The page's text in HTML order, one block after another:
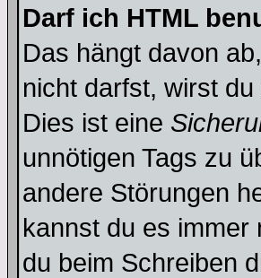
Darf ich HTML
Das hängt davon
nicht darfst, wirst
Dies ist eine
unnötigen Tags zu
andere Störungen
kannst du es immer
du beim Schreiben